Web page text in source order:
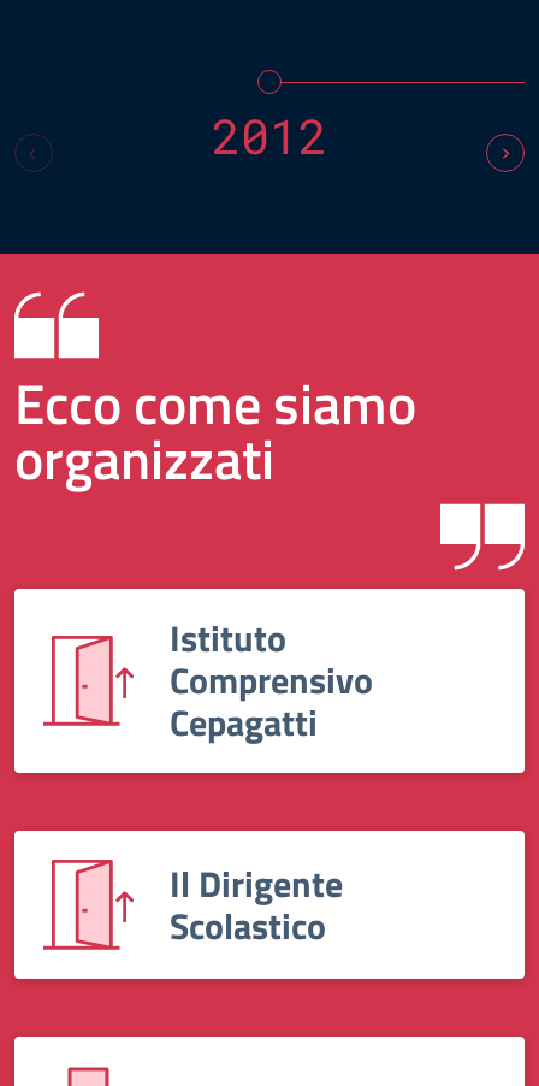
2012
Ecco come siamo
organizzati
Istituto
Comprensivo
Cepagatti
Il Dirigente
Scolastico